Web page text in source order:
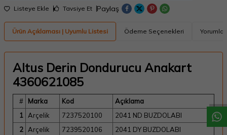
W
h
a
t
a
p
p
D
e
s
t
e
H
a
t
t
Listeye Ekle Tavsiye Et Paylaş
Ürün Açıklaması | Uyumlu Listesi Ödeme Seçenekleri Yorumlar
Altus Derin Dondurucu Anakart
4360621085
# Marka Kod
Açıklama
1 Arçelik 7237520100
2041 ND BUZDOLABI
2 Arçelik 7239520106
2041 DY BUZDOLABI